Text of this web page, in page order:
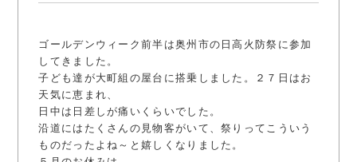
ゴールデンウィーク前半は奥州市の日高火防祭に参加
してきました。
子ども達が大町組の屋台に搭乗しました。２７日はお
天気に恵まれ、
日中は日差しが痛いくらいでした。
沿道にはたくさんの見物客がいて、祭りってこういう
ものだったよね～と嬉しくなりました。